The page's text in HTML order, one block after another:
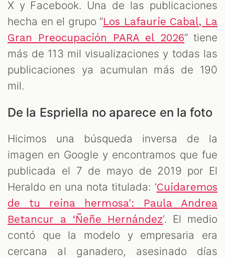
X y Facebook. Una de las publicaciones
hecha en el grupo “Los Lafaurie Cabal, La
Gran Preocupación PARA el 2026” tiene
más de 113 mil visualizaciones y todas las
publicaciones ya acumulan más de 190
mil.
De la Espriella no aparece en la foto
Hicimos una búsqueda inversa de la
imagen en Google y encontramos que fue
publicada el 7 de mayo de 2019 por El
Heraldo en una nota titulada: 'Cuidaremos
de tu reina hermosa': Paula Andrea
Betancur a ‘Ñeñe Hernández’. El medio
contó que la modelo y empresaria era
cercana al ganadero, asesinado días